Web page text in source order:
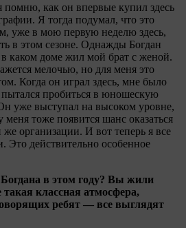
как он впервые купил здесь
Я тогда подумал, что это
уже в мою первую неделю здесь,
в этом сезоне. Однажды Богдан
каком доме жил мой брат с женой.
мелочью, но для меня это
Когда он играл здесь, мне было
пытался пробиться в юношескую
уже выступал на высоком уровне,
тоже появится шанс оказаться
организации. И вот теперь я все
Это действительно особенное
в этом году? Вы жили
классная атмосфера,
ребят — все выглядят